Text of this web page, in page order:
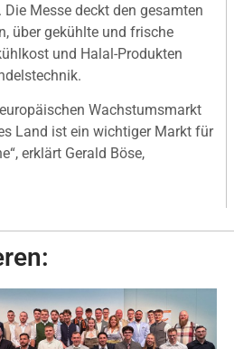
Messe deckt den gesamten
über gekühlte und frische
und Halal-Produkten
Wachstumsmarkt
Land ist ein wichtiger Markt für
erklärt Gerald Böse,